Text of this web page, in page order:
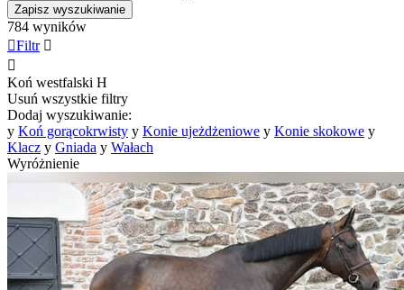
Zapisz wyszukiwanie
784 wyników
Filtr 

Koń westfalski H
Usuń wszystkie filtry
Dodaj wyszukiwanie:
y Koń gorącokrwisty y Konie ujeżdżeniowe y Konie skokowe y
Klacz y Gniada y Wałach
Wyróżnienie